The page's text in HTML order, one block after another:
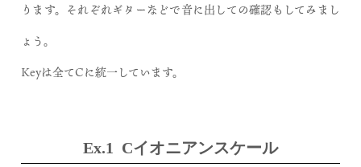
ります。それぞれギターなどで音に出しての確認もしてみまし
ょう。
Keyは全てCに統一しています。
Ex.1 Cイオニアンスケール